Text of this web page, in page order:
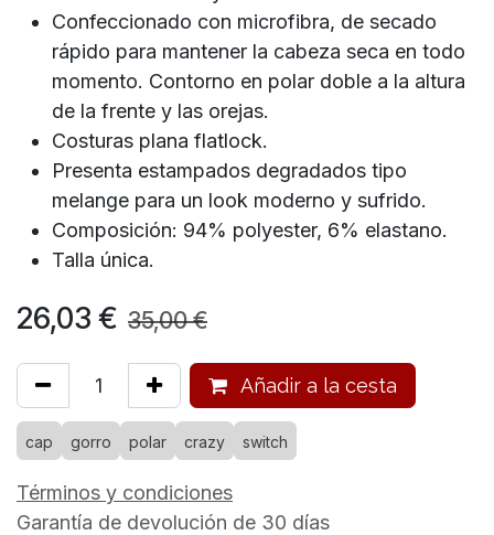
Confeccionado con microfibra, de secado
rápido para mantener la cabeza seca en todo
momento. Contorno en polar doble a la altura
de la frente y las orejas.
Costuras plana flatlock.
Presenta estampados degradados tipo
melange para un look moderno y sufrido.
Composición: 94% polyester, 6% elastano.
Talla única.
26,03 € 35,00€
Añadir a la cesta
cap gorro polar crazy switch
Términos y condiciones
Garantía de devolución de 30 días